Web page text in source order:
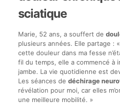
sciatique
Marie, 52 ans, a souffert de
plusieurs années. Elle partage :
cette douleur dans ma fesse
fil du temps, elle a commencé à
jambe. La vie quotidienne est
Les séances de déchirage
révélation pour moi, car elles
une meilleure mobilité. »